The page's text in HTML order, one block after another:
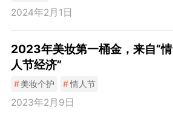
2024年2月1日
2023年美妆第一桶金，来自“情
人节经济”
#美妆个护 #情人节
2023年2月9日